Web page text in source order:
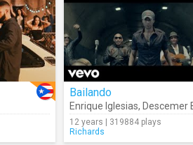
Bailando
Enrique Iglesias, Descemer
12 years | 319884 plays
Richards